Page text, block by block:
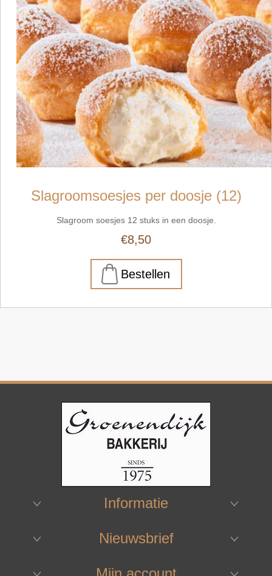
Slagroomsoesjes per doosje (12)
Slagroom soesjes 12 stuks in een doosje.
€8,50
Informatie
Nieuwsbrief